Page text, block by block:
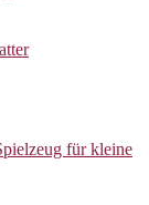
für kleine